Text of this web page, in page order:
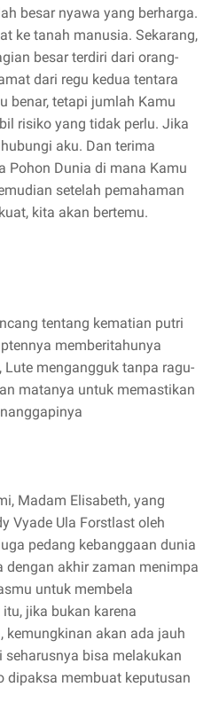
besar nyawa yang berharga.
ke tanah manusia. Sekarang,
besar terdiri dari orang-
dari regu kedua tentara
benar, tetapi jumlah Kamu
risiko yang tidak perlu. Jika
aku. Dan terima
Pohon Dunia di mana Kamu
setelah pemahaman
kita akan bertemu.
tentang kematian putri
memberitahunya
mengangguk tanpa ragu-
matanya untuk memastikan
Madam Elisabeth, yang
Vyade Ula Forstlast oleh
pedang kebanggaan dunia
dengan akhir zaman menimpa
untuk membela
jika bukan karena
kemungkinan akan ada jauh
bisa melakukan
dipaksa membuat keputusan